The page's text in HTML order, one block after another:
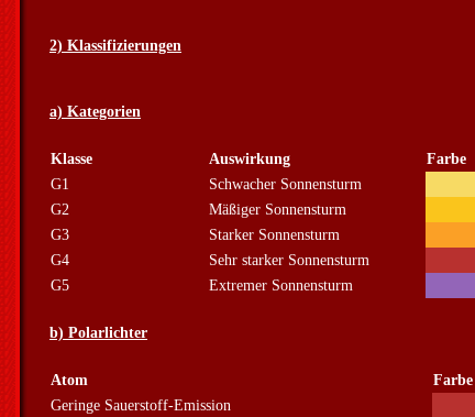
2) Klassifizierungen
a) Kategorien
Klasse Auswirkung
Farbe
G1
Schwacher Sonnensturm
G2
Mäßiger Sonnensturm
G3
Starker Sonnensturm
G4
Sehr starker Sonnensturm
G5
Extremer Sonnensturm
b) Polarlichter
Atom Farbe
Geringe Sauerstoff-Emission